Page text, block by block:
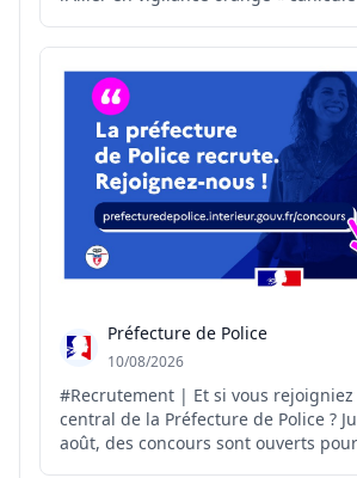
d'informations :
https://vigilance.meteofrance.fr/fr/
Préfecture de Police
10/08/2026
#Recrutement | Et si vous
central de la Préfecture de Police ?
août, des concours sont ouverts